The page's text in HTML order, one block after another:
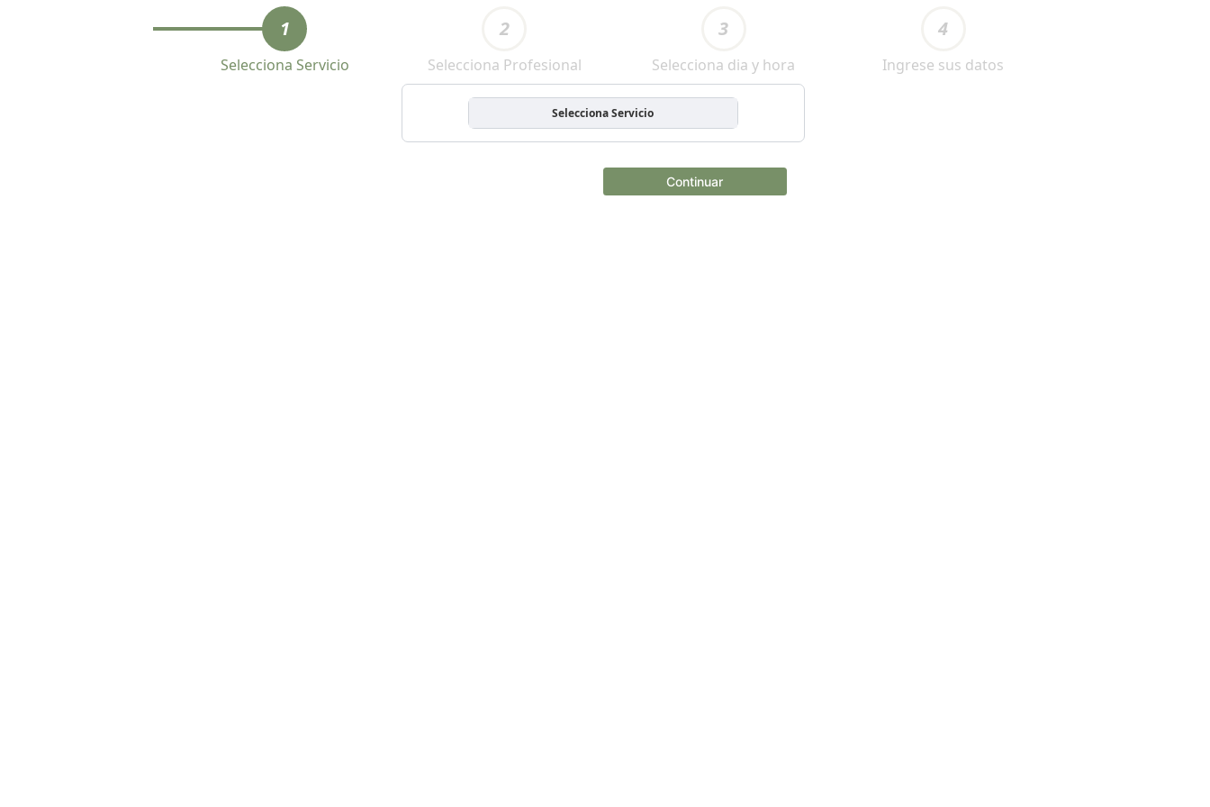
1
Selecciona Servicio
2
Selecciona Profesional
3
Selecciona dia y hora
4
Ingrese sus datos
Selecciona Servicio
Continuar